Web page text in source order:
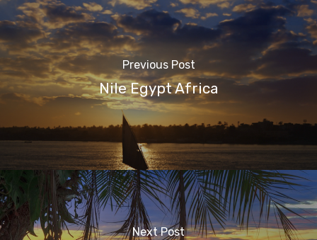
Previous Post
Nile Egypt Africa
Next Post